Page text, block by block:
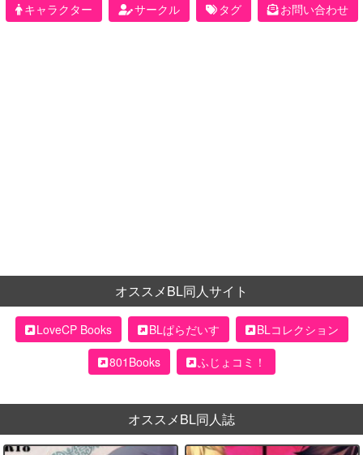
キャラクター
サークル タグ お問い合わせ
オススメBL同人サイト
LoveCP Books BLぱらだいす
BLコレクション
801Books
ふじょコミ！
オススメBL同人誌